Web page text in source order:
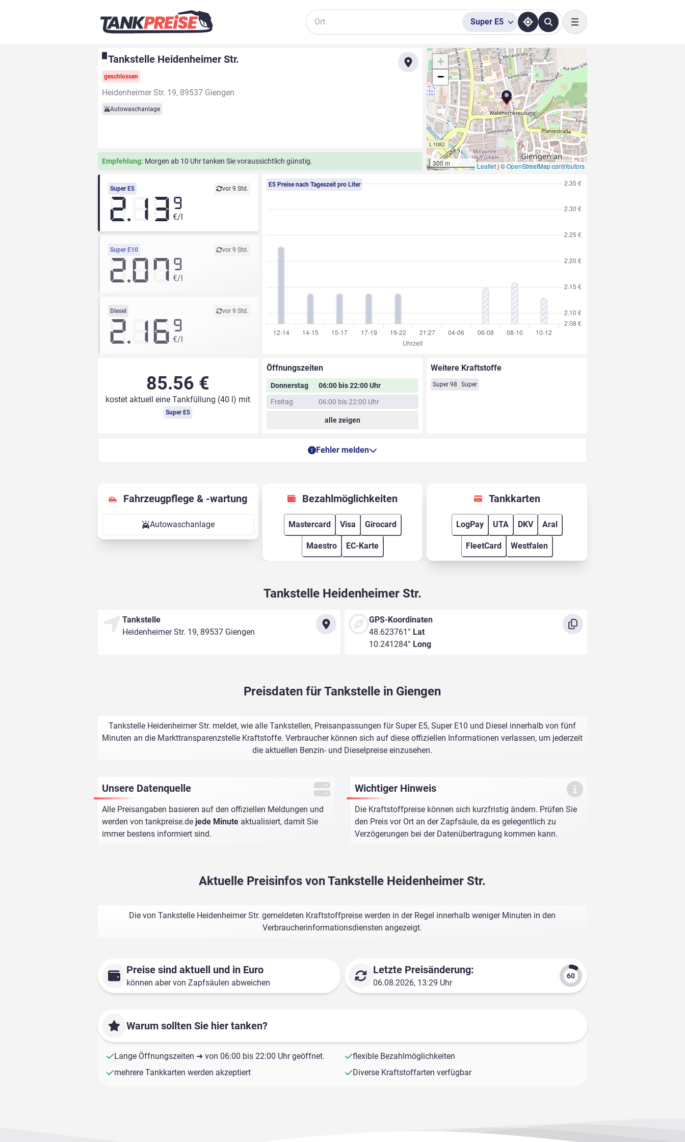
Suche
Super E5
Toggle navigation
Tankstelle Heidenheimer Str.
geschlossen
Heidenheimer Str. 19, 89537 Giengen
Autowaschanlage
Empfehlung: Morgen ab 10 Uhr tanken Sie voraussichtlich günstig.
+
−
300 m Leaflet | ©OpenStreetMap contributors
Super E5 vor 9 Std.
2.13 9
€/l
Super E10 vor 9 Std.
2.07 9
€/l
Diesel vor 9 Std.
2.16 9
€/l
E5 Preise nach Tageszeit pro Liter
85.56 €
kostet aktuell eine Tankfüllung (40 l) mit
Super E5
Öffnungszeiten
Donnerstag
06:00 bis 22:00 Uhr
Freitag
06:00 bis 22:00 Uhr
alle zeigen
Weitere Kraftstoffe
Super 98 Super
Fehler melden
Fahrzeugpflege & -wartung
Autowaschanlage
Bezahlmöglichkeiten
Mastercard Visa Girocard
Maestro EC-Karte
Tankkarten
LogPay UTA DKV Aral
FleetCard Westfalen
Tankstelle Heidenheimer Str.
Tankstelle
Heidenheimer Str. 19, 89537 Giengen
GPS-Koordinaten
48.623761° Lat
10.241284° Long
Preisdaten für Tankstelle in Giengen
Tankstelle Heidenheimer Str. meldet, wie alle Tankstellen, Preisanpassungen für Super E5, Super E10 und Diesel innerhalb von fünf
Minuten an die Markttransparenzstelle Kraftstoffe. Verbraucher können sich auf diese offiziellen Informationen verlassen, um jederzeit
die aktuellen Benzin- und Dieselpreise einzusehen.
Unsere Datenquelle
Alle Preisangaben basieren auf den offiziellen Meldungen und
werden von tankpreise.de jede Minute aktualisiert, damit Sie
immer bestens informiert sind.
Wichtiger Hinweis
Die Kraftstoffpreise können sich kurzfristig ändern. Prüfen Sie
den Preis vor Ort an der Zapfsäule, da es gelegentlich zu
Verzögerungen bei der Datenübertragung kommen kann.
Aktuelle Preisinfos von Tankstelle Heidenheimer Str.
Die von Tankstelle Heidenheimer Str. gemeldeten Kraftstoffpreise werden in der Regel innerhalb weniger Minuten in den
Verbraucherinformationsdiensten angezeigt.
Preise sind aktuell und in Euro
können aber von Zapfsäulen abweichen
Letzte Preisänderung:
06.08.2026, 13:29 Uhr
Warum sollten Sie hier tanken?
Lange Öffnungszeiten ➔ von 06:00 bis 22:00 Uhr geöffnet.
flexible Bezahlmöglichkeiten
mehrere Tankkarten werden akzeptiert
Diverse Kraftstoffarten verfügbar